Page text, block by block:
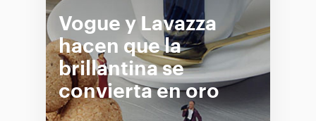
Vogue y Lavazza
hacen que la
brillantina se
convierta en oro